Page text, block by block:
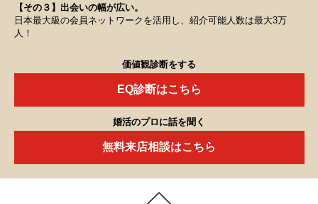
【その３】出会いの幅が広い。
日本最大級の会員ネットワークを活用し、紹介可能人数は最大3万
人！
価値観診断をする
EQ診断はこちら
婚活のプロに話を聞く
無料来店相談はこちら